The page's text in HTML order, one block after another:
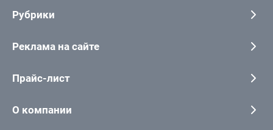
Рубрики
Реклама на сайте
Прайс-лист
О компании